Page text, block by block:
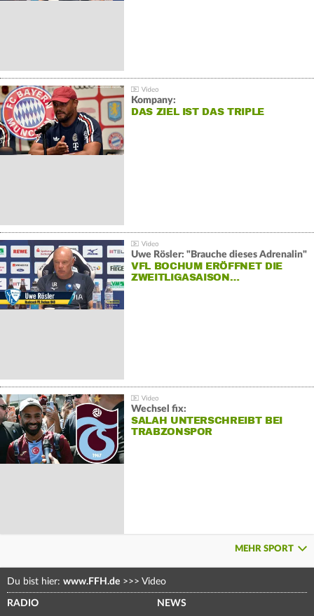
Kompany:
DAS ZIEL IST DAS TRIPLE
Uwe Rösler: "Brauche dieses Adrenalin"
VFL BOCHUM ERÖFFNET DIE
ZWEITLIGASAISON…
Wechsel fix:
SALAH UNTERSCHREIBT BEI
TRABZONSPOR
MEHR SPORT
Du bist hier: www.FFH.de >>> Video
RADIO NEWS